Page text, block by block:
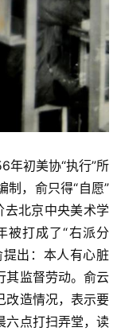
年初美协“执行”所
制，俞只得“自愿”
去北京中央美术学
被打成了“右派分
提出：本人有心脏
其监督劳动。俞云
改造情况，表示要
六点打扫弄堂，读